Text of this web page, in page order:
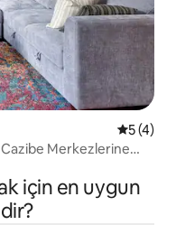
55 (4)
Cazibe Merkezlerine
için en uygun